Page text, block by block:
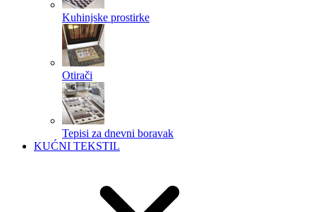
Kuhinjske prostirke
Otirači
Tepisi za dnevni boravak
KUĆNI TEKSTIL